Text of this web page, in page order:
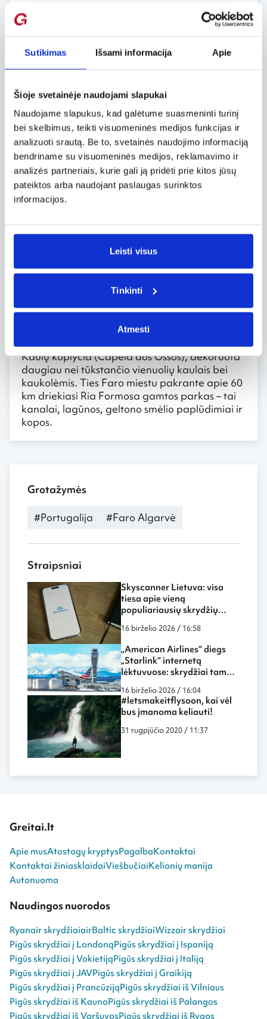
Sutikimas Išsami informacija Apie
Šioje svetainėje naudojami slapukai
Naudojame slapukus, kad galėtume suasmeninti turinį
bei skelbimus, teikti visuomeninės medijos funkcijas ir
analizuoti srautą. Be to, svetainės naudojimo informaciją
bendriname su visuomeninės medijos, reklamavimo ir
analizės partneriais, kurie gali ją pridėti prie kitos jūsų
pateiktos arba naudojant paslaugas surinktos
informacijos.
Leisti visus
Tinkinti
Atmesti
Silves
Silves miestelis kadaise buvo šį kraštą
valdžiusių maurų sostinė. Pagrindinė Silves
gynybiniais bokštais besididžiuojanti maurų
tvirtovė. Kiekvieną rugpjūtį miestelyje vyksta
Viduramžių šventė.
Albufeira
Triukšmingas kurortinis miestelis Albufeira
pasitinka barais, gausybe suvenyrų
parduotuvėlių ir kitais turistų traukos centrais.
Faras
Faras, kadaise įkurtas romėnų, šiandien yra
juosianti romėnų statyta siena, o Archeologijos
muziejuje galima išvysti ir daugiau romėnų
laikų radinių. Vienas iš keistų Faro pastatų –
Kaulų koplyčia (Capela dos Ossos), dekoruota
daugiau nei tūkstančio vienuolių kaulais bei
kaukolėmis. Ties Faro miestu pakrante apie 60
km driekiasi Ria Formosa gamtos parkas – tai
kanalai, lagūnos, geltono smėlio paplūdimiai ir
kopos.
Grotažymės
#Portugalija #Faro Algarvė
Straipsniai
Skyscanner Lietuva: visa
tiesa apie vieną
populiariausių skrydžių
16 birželio 2026 / 16:58
„American Airlines“ diegs
„Starlink“ internetą
lėktuvuose: skrydžiai tampa
dar labiau panašūs į darbą
biure ar namuose
16 birželio 2026 / 16:04
#letsmakeitflysoon, kai vėl
bus įmanoma keliauti!
31 rugpjūčio 2020 / 11:37
Greitai.lt
Apie musAtostogų kryptysPagalbaKontaktai
Kontaktai žiniasklaidaiViešbučiaiKelionių manija
Autonuoma
Naudingos nuorodos
Ryanair skrydžiaiairBaltic skrydžiaiWizzair skrydžiai
Pigūs skrydžiai į LondonąPigūs skrydžiai į Ispaniją
Pigūs skrydžiai į VokietijąPigūs skrydžiai į Italiją
Pigūs skrydžiai į JAVPigūs skrydžiai į Graikiją
Pigūs skrydžiai į PrancūzijąPigūs skrydžiai iš Vilniaus
Pigūs skrydžiai iš KaunoPigūs skrydžiai iš Palangos
Pigūs skrydžiai iš VaršuvosPigūs skrydžiai iš Rygos